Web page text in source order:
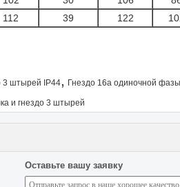
112 39 122
3 штырей IP44, Гнездо 16a одиночной
и гнездо 3 штырей
Оставьте вашу заявку